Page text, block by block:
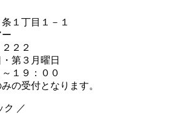
１丁目１－１
２２
第３月曜日
１９：００
の受付となります。
ク ／